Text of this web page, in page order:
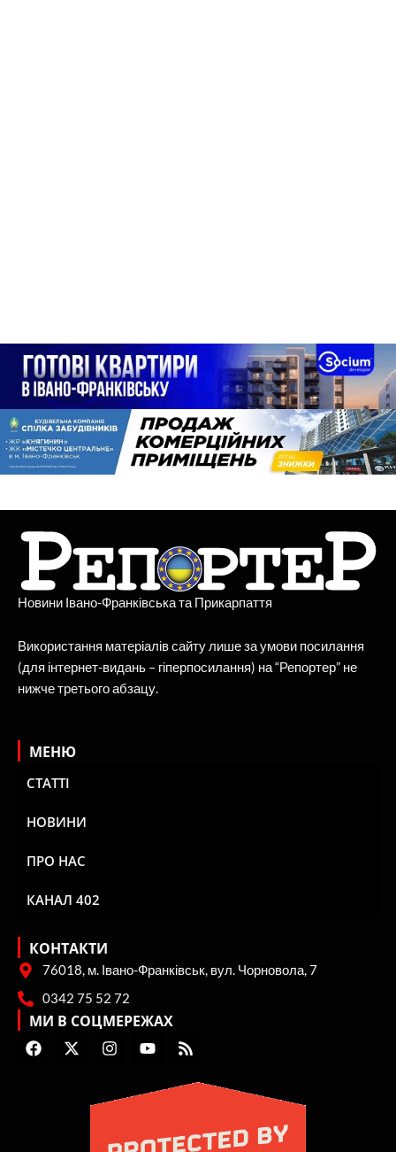
Новини Івано-Франківська та Прикарпаття
Використання матеріалів сайту лише за умови посилання
(для інтернет-видань – гіперпосилання) на “Репортер” не
нижче третього абзацу.
МЕНЮ
СТАТТІ
НОВИНИ
ПРО НАС
КАНАЛ 402
КОНТАКТИ
76018, м. Івано-Франківськ, вул. Чорновола, 7
0342 75 52 72
МИ В СОЦМЕРЕЖАХ
F
a
X
-
I
n
a
Y
o
t
e
R
s